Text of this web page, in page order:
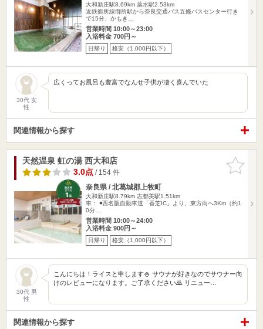
大和新庄駅8.69km 薬水駅2.53km
近鉄御所線御所駅から奈良交通バス五條バスセンター行き
で15分、かもき…
営業時間 10:00～23:00
入浴料金 700円～
日帰り 格安（1,000円以下）
30代 女
性
広くってお風呂も豊富でなんせ子供が凄く喜んでいた
関連情報から探す
お気に入
りに追加
天然温泉 虹の湯 西大和店
3.0点/ 154 件
奈良県 / 北葛城郡上牧町
大和新庄駅8.79km 志都美駅1.51km
車： ◾️西名阪自動車道「香芝IC」より、東方向へ3Km（約1
0分…
営業時間 10:00～24:00
入浴料金 900円～
日帰り 格安（1,000円以下）
30代 男
性
こんにちは！ライスと申します🍚 サウナが好きなのでサウナー向
けのレビューになります。ご了承ください🙇 リニュー…
関連情報から探す